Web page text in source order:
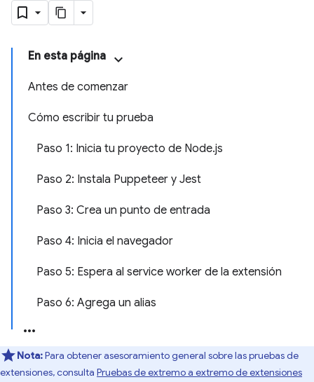
En esta página
Antes de comenzar
Cómo escribir tu prueba
Paso 1: Inicia tu proyecto de Node.js
Paso 2: Instala Puppeteer y Jest
Paso 3: Crea un punto de entrada
Paso 4: Inicia el navegador
Paso 5: Espera al service worker de la extensión
Paso 6: Agrega un alias
Nota:Para obtener asesoramiento general sobre las pruebas de
extensiones, consulta Pruebas de extremo a extremo de extensiones